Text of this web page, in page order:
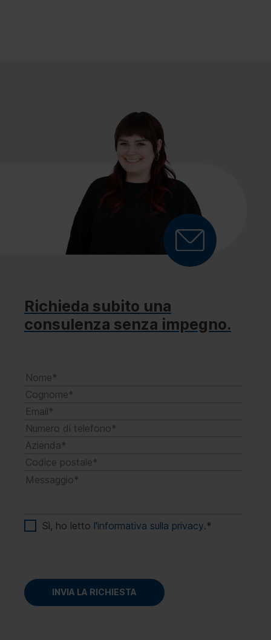
Richieda subito una
consulenza senza impegno.
Sì, ho letto l'informativa sulla privacy.*